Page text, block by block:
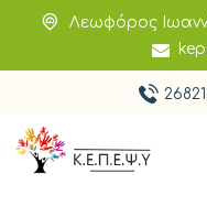
Λεωφόρος